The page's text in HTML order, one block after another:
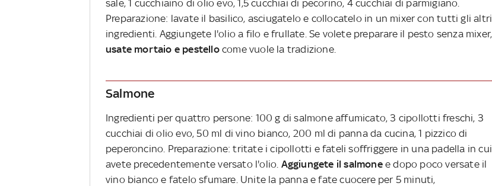
sale, 1 cucchiaino di olio evo, 1,5 cucchiai di pecorino, 4 cucchiai di parmigiano.
Preparazione: lavate il basilico, asciugatelo e collocatelo in un mixer con tutti gli altri
ingredienti. Aggiungete l'olio a filo e frullate. Se volete preparare il pesto senza mixer,
usate mortaio e pestellocome vuole la tradizione.
Salmone
Ingredienti per quattro persone: 100 g di salmone affumicato, 3 cipollotti freschi, 3
cucchiai di olio evo, 50 ml di vino bianco, 200 ml di panna da cucina, 1 pizzico di
peperoncino. Preparazione: tritate i cipollotti e fateli soffriggere in una padella in cui
avete precedentemente versato l'olio. Aggiungete il salmonee dopo poco versate il
vino bianco e fatelo sfumare. Unite la panna e fate cuocere per 5 minuti,